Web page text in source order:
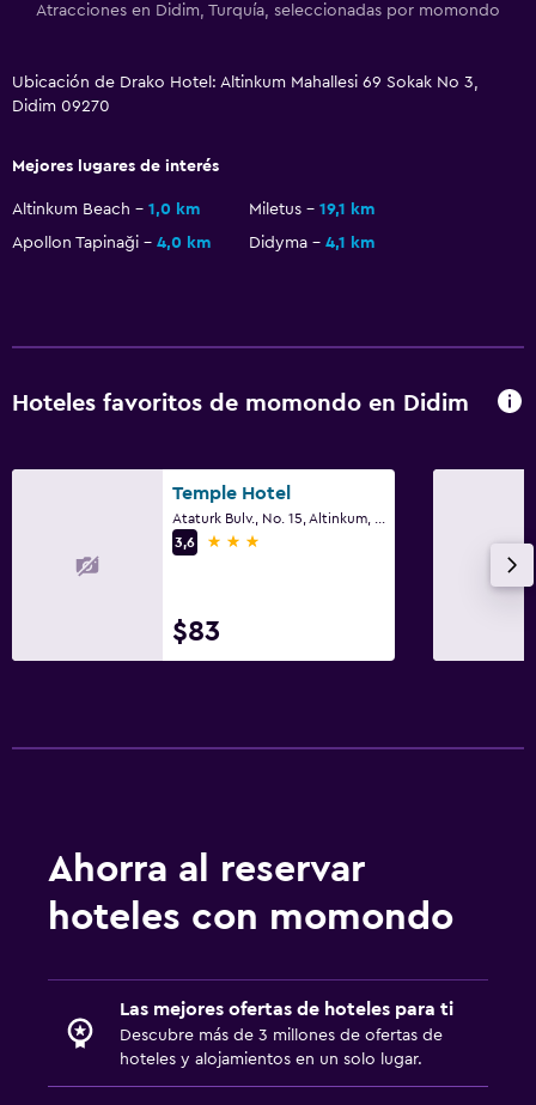
Atracciones en Didim, Turquía, seleccionadas por momondo
Ubicación de Drako Hotel: Altinkum Mahallesi 69 Sokak No 3,
Didim 09270
Mejores lugares de interés
Altinkum Beach 1,0 km Miletus
19,1 km
Apollon Tapinaği
4,0 km Didyma 4,1 km
Hoteles favoritos de momondo en Didim
Temple Hotel
3,6
3 estrellas
$83
Ahorra al reservar
hoteles con momondo
Las mejores ofertas de hoteles para ti
Descubre más de 3 millones de ofertas de
hoteles y alojamientos en un solo lugar.